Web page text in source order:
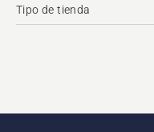
Tipo de tienda